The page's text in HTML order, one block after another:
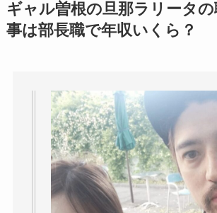
ギャル曽根の旦那ラリータ
事は部長職で年収いくら？